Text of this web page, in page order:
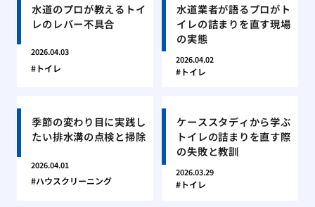
水道のプロが教えるトイ
レのレバー不具合
2026.04.03
トイレ
水道業者が語るプロがト
イレの詰まりを直す現場
の実態
2026.04.02
トイレ
季節の変わり目に実践し
たい排水溝の点検と掃除
2026.04.01
ハウスクリーニング
ケーススタディから学ぶ
トイレの詰まりを直す際
の失敗と教訓
2026.03.29
トイレ